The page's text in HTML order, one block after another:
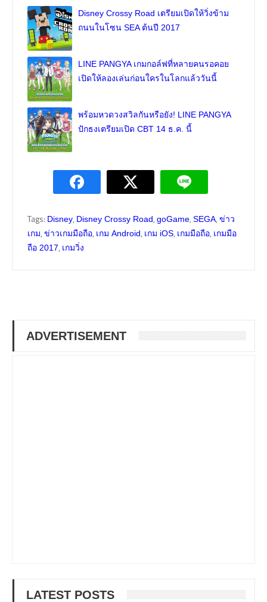
Disney Crossy Road เตรียมเปิดให้วิ่งข้าม
ถนนในโซน SEA ต้นปี 2017
LINE PANGYA เกมกอล์ฟที่หลายคนรอคอย
เปิดให้ลองเล่นก่อนใครในโลกแล้ววันนี้
พร้อมหวดวงสวิลกันหรือยัง! LINE PANGYA
ปักธงเตรียมเปิด CBT 14 ธ.ค. นี้
Tags: Disney, Disney Crossy Road, goGame, SEGA, ข่าว
เกม, ข่าวเกมมือถือ, เกม Android, เกม iOS, เกมมือถือ, เกมมือ
ถือ 2017, เกมวิ่ง
ADVERTISEMENT
LATEST POSTS